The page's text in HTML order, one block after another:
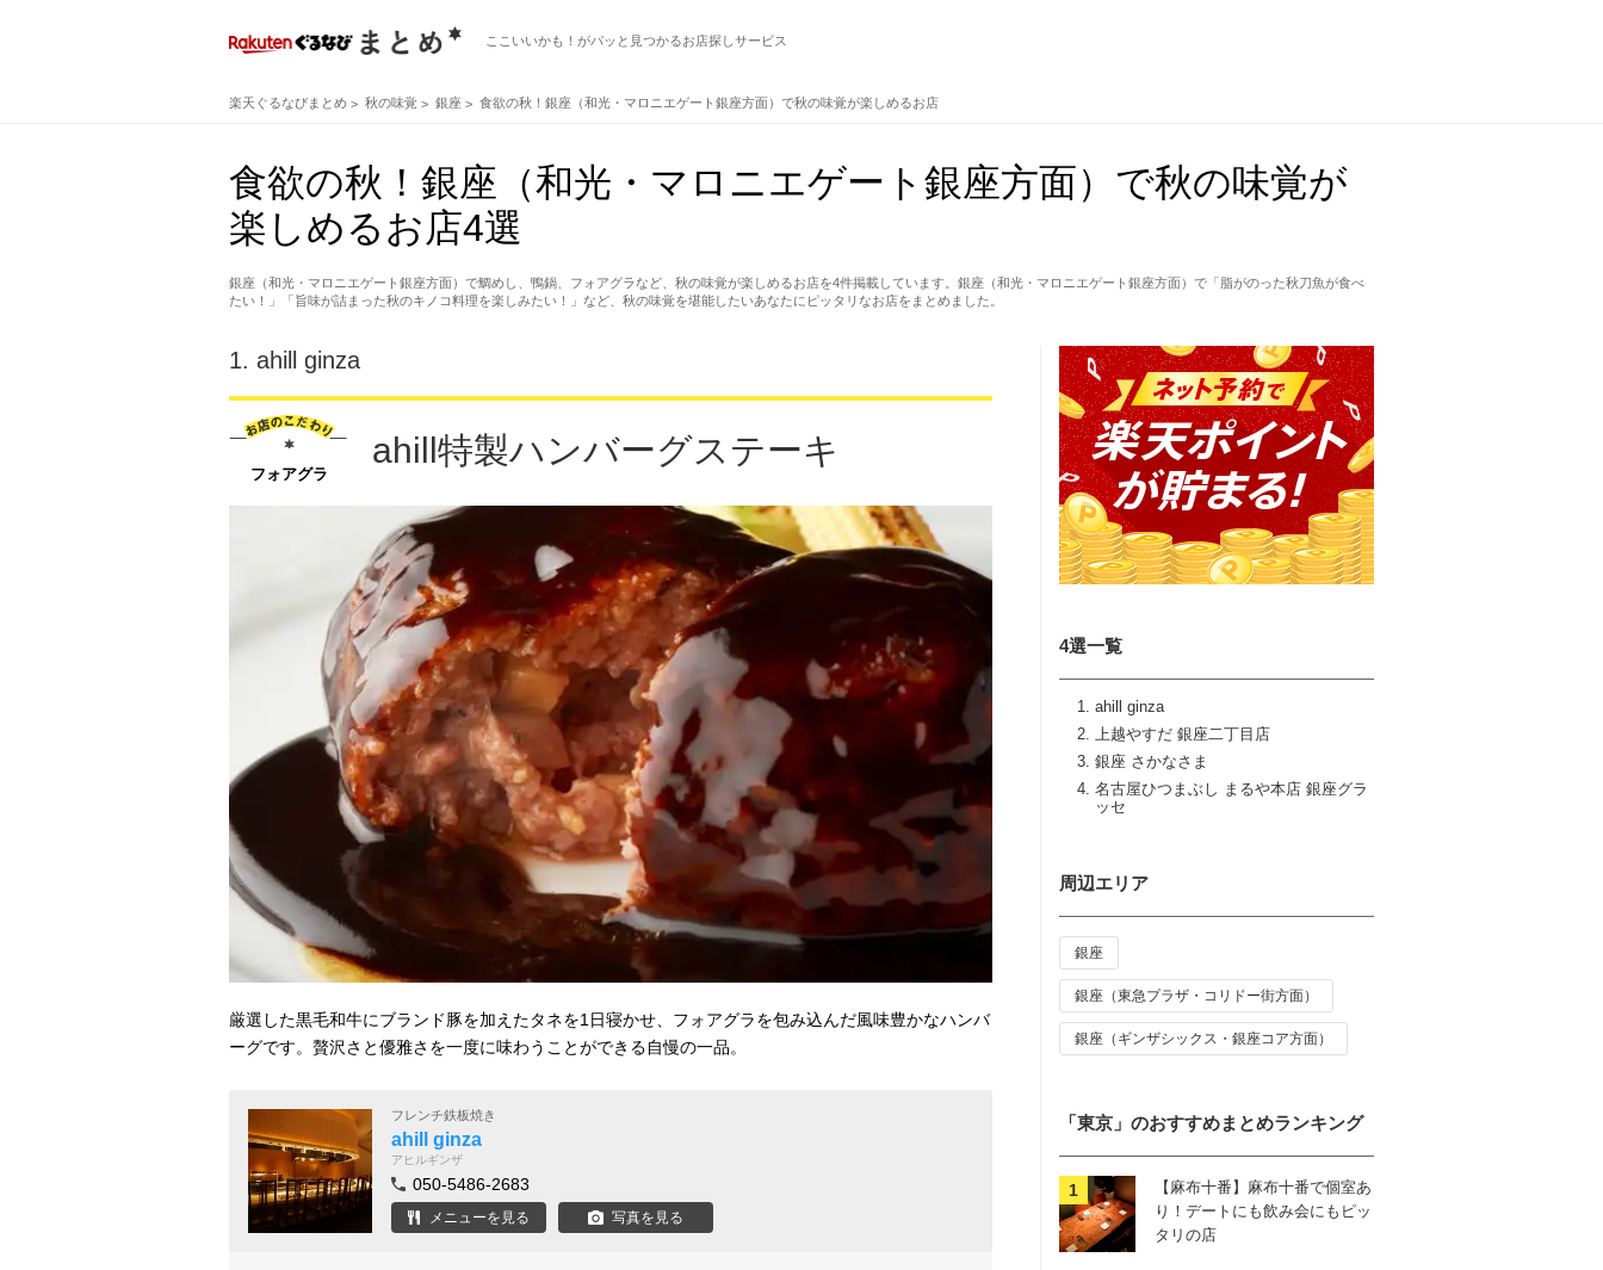
ここいいかも！がパッと見つかるお店探しサービス
楽天ぐるなびまとめ 秋の味覚 銀座 食欲の秋！銀座（和光・マロニエゲート銀座方面）で秋の味覚が楽しめるお店
食欲の秋！銀座（和光・マロニエゲート銀座方面）で秋の味覚が
楽しめるお店4選
銀座（和光・マロニエゲート銀座方面）で鯛めし、鴨鍋、フォアグラなど、秋の味覚が楽しめるお店を4件掲載しています。銀座（和光・マロニエゲート銀座方面）で「脂がのった秋刀魚が食べ
たい！」「旨味が詰まった秋のキノコ料理を楽しみたい！」など、秋の味覚を堪能したいあなたにピッタリなお店をまとめました。
4選一覧
ahill ginza
上越やすだ 銀座二丁目店
銀座 さかなさま
名古屋ひつまぶし まるや本店 銀座グラ
ッセ
1. ahill ginza
フォアグラ
ahill特製ハンバーグステーキ
厳選した黒毛和牛にブランド豚を加えたタネを1日寝かせ、フォアグラを包み込んだ風味豊かなハンバ
ーグです。贅沢さと優雅さを一度に味わうことができる自慢の一品。
フレンチ鉄板焼き
ahill ginza
アヒルギンザ
050-5486-2683
メニューを見る 写真を見る
周辺エリア
銀座
銀座（東急プラザ・コリドー街方面）
銀座（ギンザシックス・銀座コア方面）
「東京」のおすすめまとめランキング
【麻布十番】麻布十番で個室あ
り！デートにも飲み会にもピッ
タリの店